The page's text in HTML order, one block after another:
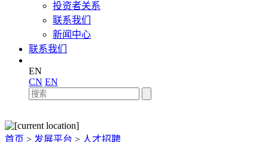
投资者关系
联系我们
新闻中心
联系我们
EN
CN EN
首页 > 发展平台 > 人才招聘